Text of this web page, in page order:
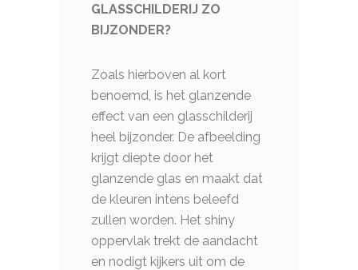
GLASSCHILDERIJ ZO
BIJZONDER?
Zoals hierboven al kort
benoemd, is het glanzende
effect van een glasschilderij
heel bijzonder. De afbeelding
krijgt diepte door het
glanzende glas en maakt dat
de kleuren intens beleefd
zullen worden. Het shiny
oppervlak trekt de aandacht
en nodigt kijkers uit om de